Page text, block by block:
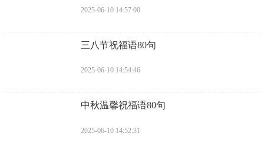
2025-06-10 14:57:00
​三八节祝福语80句
2025-06-10 14:54:46
​中秋温馨祝福语80句
2025-06-10 14:52:31